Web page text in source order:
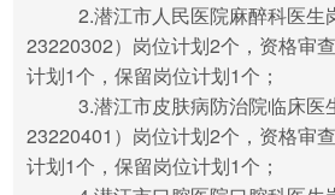
2.潜江市人民医院麻醉科医生
23220302）岗位计划2个，资格审
计划1个，保留岗位计划1个；
3.潜江市皮肤病防治院临床医
23220401）岗位计划2个，资格审
计划1个，保留岗位计划1个；